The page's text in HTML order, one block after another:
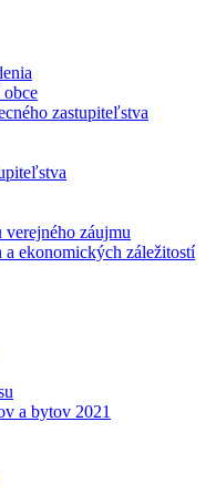
zastupiteľstva
záujmu
ekonomických záležitostí
a bytov 2021